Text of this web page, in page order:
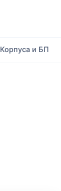
Корпуса и БП